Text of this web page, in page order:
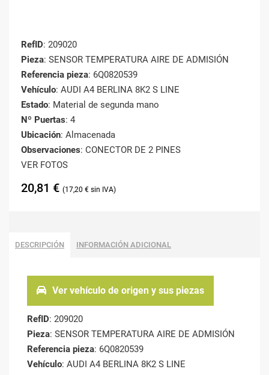
RefID: 209020
Pieza: SENSOR TEMPERATURA AIRE DE ADMISIÓN
Referencia pieza: 6Q0820539
Vehículo: AUDI A4 BERLINA 8K2 S LINE
Estado: Material de segunda mano
Nº Puertas: 4
Ubicación: Almacenada
Observaciones: CONECTOR DE 2 PINES
VER FOTOS
20,81 € 17,20 €
DESCRIPCIÓN INFORMACIÓN ADICIONAL
Ver vehículo de origen y sus piezas
RefID: 209020
Pieza: SENSOR TEMPERATURA AIRE DE ADMISIÓN
Referencia pieza: 6Q0820539
Vehículo: AUDI A4 BERLINA 8K2 S LINE